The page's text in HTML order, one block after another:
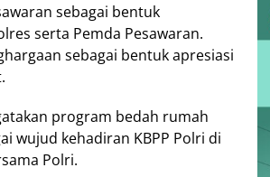
sebagai bentuk
serta Pemda Pesawaran.
sebagai bentuk apresiasi
program bedah rumah
wujud kehadiran KBPP Polri di
Polri.